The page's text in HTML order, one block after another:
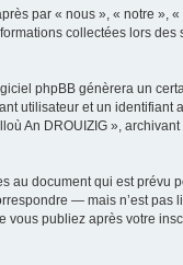
par « nous », « notre »,
collectées lors
phpBB génèrera un
utilisateur et un identifiant
An DROUIZIG »,
au document qui est prévu
— mais n’est
vous publiez après votre